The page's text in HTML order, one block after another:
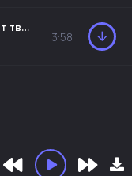
Ночь не спит пока в груди горит твой свет
3:58